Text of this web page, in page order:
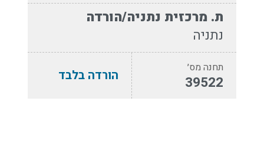
ת. מרכזית נתניה/הורדה
נתניה
תחנה מס׳
39522 הורדה בלבד